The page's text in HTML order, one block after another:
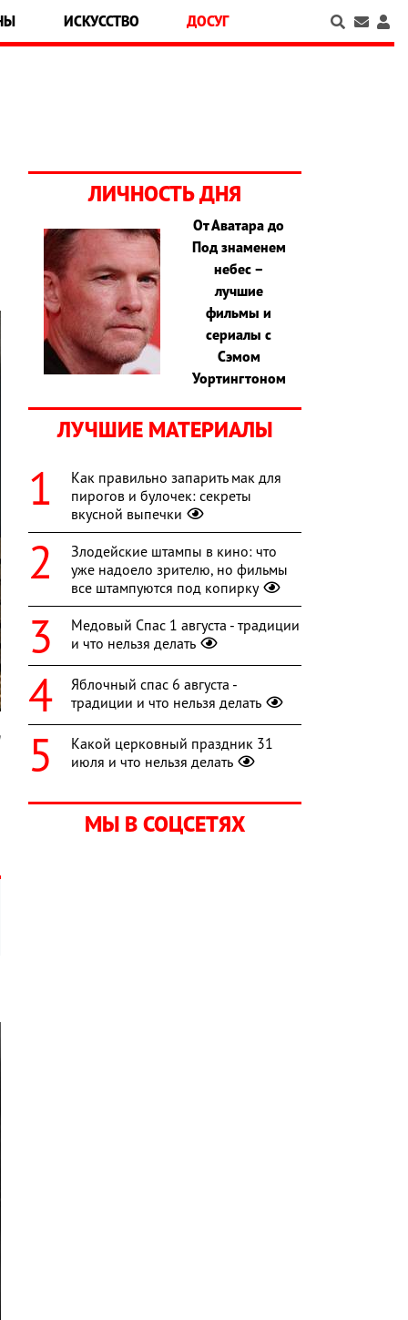
ИСКУССТВО ДОСУГ
ЛИЧНОСТЬ ДНЯ
От Аватара до
Под знаменем
небес –
лучшие
фильмы и
сериалы с
Сэмом
Уортингтоном
ЛУЧШИЕ МАТЕРИАЛЫ
Как правильно запарить мак для
пирогов и булочек: секреты
вкусной выпечки
Злодейские штампы в кино: что
уже надоело зрителю, но фильмы
все штампуются под копирку
Медовый Спас 1 августа - традиции
и что нельзя делать
Яблочный спас 6 августа -
традиции и что нельзя делать
Какой церковный праздник 31
июля и что нельзя делать
МЫ В СОЦСЕТЯХ